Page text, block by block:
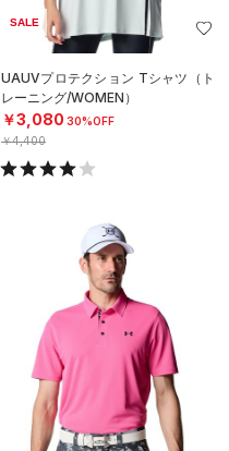
SALE
UAUVプロテクション Tシャツ（ト
レーニング/WOMEN）
￥3,080 30%OFF
￥4,400